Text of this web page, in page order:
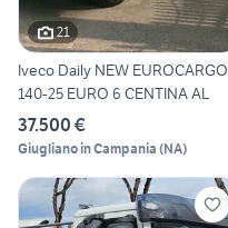
21
Iveco Daily NEW EUROCARGO
140-25 EURO 6 CENTINA AL
37.500 €
Giugliano in Campania (NA)